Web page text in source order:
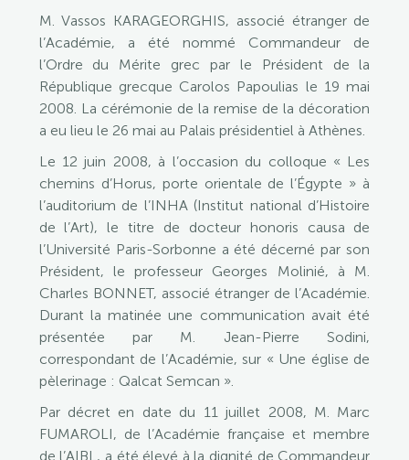
M. Vassos KARAGEORGHIS, associé étranger de
l’Académie, a été nommé Commandeur de
l’Ordre du Mérite grec par le Président de la
République grecque Carolos Papoulias le 19 mai
2008. La cérémonie de la remise de la décoration
a eu lieu le 26 mai au Palais présidentiel à Athènes.
Le 12 juin 2008, à l’occasion du colloque « Les
chemins d’Horus, porte orientale de l’Égypte » à
l’auditorium de l’INHA (Institut national d’Histoire
de l’Art), le titre de docteur honoris causa de
l’Université Paris-Sorbonne a été décerné par son
Président, le professeur Georges Molinié, à M.
Charles BONNET, associé étranger de l’Académie.
Durant la matinée une communication avait été
présentée par M. Jean-Pierre Sodini,
correspondant de l’Académie, sur « Une église de
pèlerinage : Qalcat Semcan ».
Par décret en date du 11 juillet 2008, M. Marc
FUMAROLI, de l’Académie française et membre
de l’AIBL, a été élevé à la dignité de Commandeur